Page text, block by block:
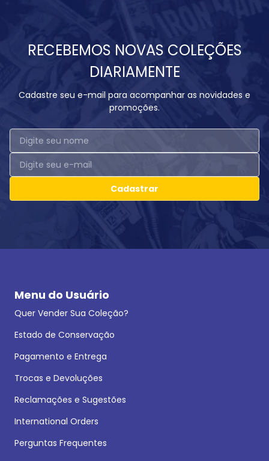
RECEBEMOS NOVAS COLEÇÕES
DIARIAMENTE
Cadastre seu e-mail para acompanhar as novidades e
promoções.
Cadastrar
Menu do Usuário
Quer Vender Sua Coleção?
Estado de Conservação
Pagamento e Entrega
Trocas e Devoluções
Reclamações e Sugestões
International Orders
Perguntas Frequentes